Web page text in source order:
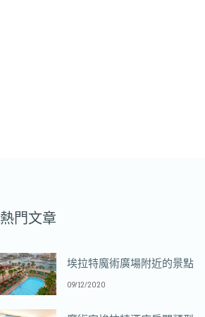
熱門文章
埃拉特魔術廣場附近的景點
09/12/2020